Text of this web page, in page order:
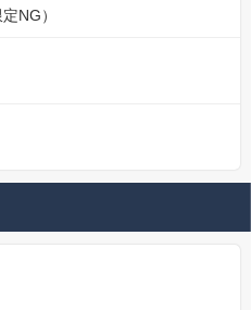
NG）